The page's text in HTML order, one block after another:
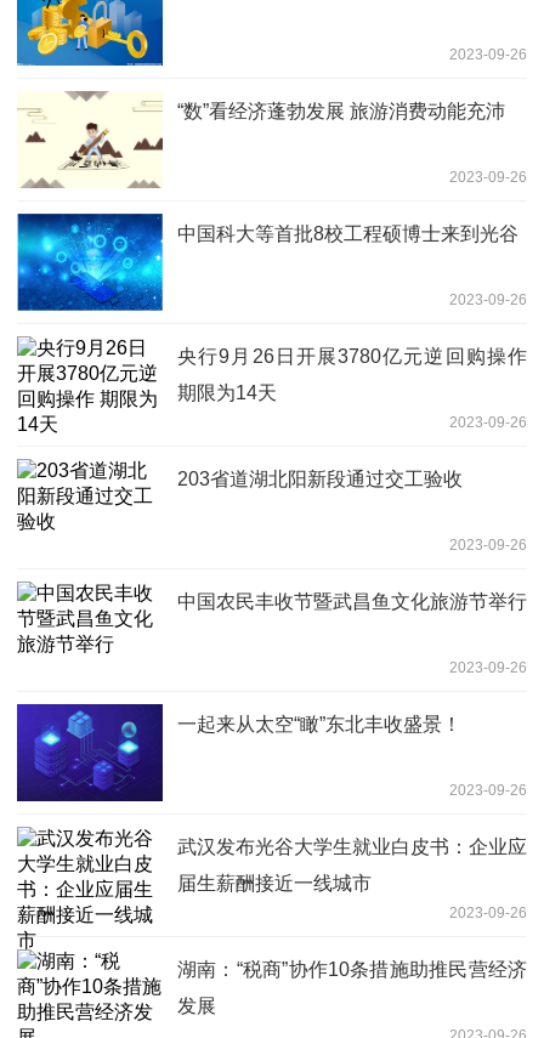
2023-09-26
“数”看经济蓬勃发展 旅游消费动能充沛
2023-09-26
中国科大等首批8校工程硕博士来到光谷
2023-09-26
央行9月26日开展3780亿元逆回购操作
期限为14天
2023-09-26
203省道湖北阳新段通过交工验收
2023-09-26
中国农民丰收节暨武昌鱼文化旅游节举行
2023-09-26
一起来从太空“瞰”东北丰收盛景！
2023-09-26
武汉发布光谷大学生就业白皮书：企业应
届生薪酬接近一线城市
2023-09-26
湖南：“税商”协作10条措施助推民营经济
发展